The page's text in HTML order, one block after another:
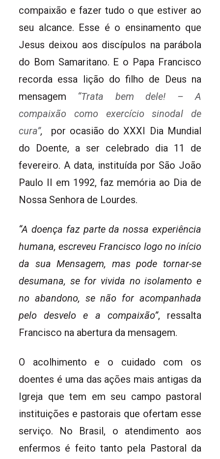
compaixão e fazer tudo o que estiver ao
seu alcance. Esse é o ensinamento que
Jesus deixou aos discípulos na parábola
do Bom Samaritano. E o Papa Francisco
recorda essa lição do filho de Deus na
mensagem “Trata bem dele! – A
compaixão como exercício sinodal de
cura”, por ocasião do XXXI Dia Mundial
do Doente, a ser celebrado dia 11 de
fevereiro. A data, instituída por São João
Paulo II em 1992, faz memória ao Dia de
Nossa Senhora de Lourdes.
“A doença faz parte da nossa experiência
humana, escreveu Francisco logo no início
da sua Mensagem, mas pode tornar-se
desumana, se for vivida no isolamento e
no abandono, se não for acompanhada
pelo desvelo e a compaixão”, ressalta
Francisco na abertura da mensagem.
O acolhimento e o cuidado com os
doentes é uma das ações mais antigas da
Igreja que tem em seu campo pastoral
instituições e pastorais que ofertam esse
serviço. No Brasil, o atendimento aos
enfermos é feito tanto pela Pastoral da